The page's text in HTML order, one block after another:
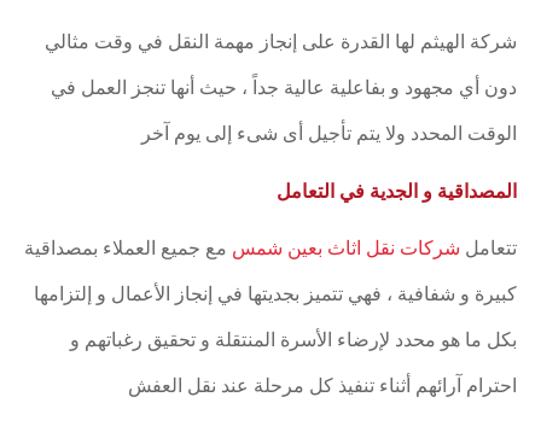
شركة الهيثم لها القدرة على إنجاز مهمة النقل في وقت مثالي
دون أي مجهود و بفاعلية عالية جداً ، حيث أنها تنجز العمل في
الوقت المحدد ولا يتم تأجيل أى شىء إلى يوم آخر
المصداقية و الجدية في التعامل
تتعامل شركات نقل اثاث بعين شمس مع جميع العملاء بمصداقية
كبيرة و شفافية ، فهي تتميز بجديتها في إنجاز الأعمال و إلتزامها
بكل ما هو محدد لإرضاء الأسرة المنتقلة و تحقيق رغباتهم و
احترام آرائهم أثناء تنفيذ كل مرحلة عند نقل العفش